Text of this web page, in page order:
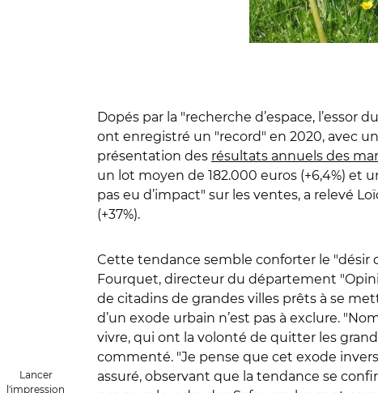
Lancer
l'impression
Dopés par la "recherche d’espace,
ont enregistré un "record" en 2020, avec
présentation des résultats annuels des
un lot moyen de 182.000 euros (+6,4%) et
pas eu d’impact" sur les ventes, a relevé
(+37%).
Cette tendance semble conforter le "désir
Fourquet, directeur du département
de citadins de grandes villes prêts à se
d’un exode urbain n’est pas à exclure.
vivre, qui ont la volonté de quitter les
commenté. "Je pense que cet exode
assuré, observant que la tendance se